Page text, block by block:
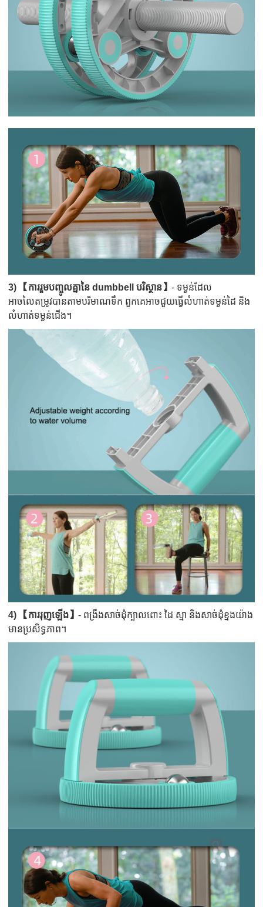
3) 【ការរួមបញ្ចូលគ្នានៃ dumbbell បរិស្ថាន】- ទម្ងន់ដែល
អាចលៃតម្រូវបានតាមបរិមាណទឹក ពួកគេអាចជួយធ្វើលំហាត់ទម្ងន់ដៃ និង
លំហាត់ទម្ងន់ជើង។
4) 【ការរុញឡើង】- ពង្រឹងសាច់ដុំក្បាលពោះ ដៃ ស្មា និងសាច់ដុំខ្នងយ៉ាង
មានប្រសិទ្ធភាព។